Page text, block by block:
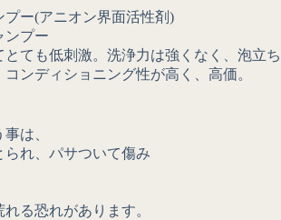
ー(アニオン界面活性剤)
ンプー
とても低刺激。洗浄力は強くなく、泡立ち
ンディショニング性が高く、高価。
は、
れ、パサついて傷み
る恐れがあります。